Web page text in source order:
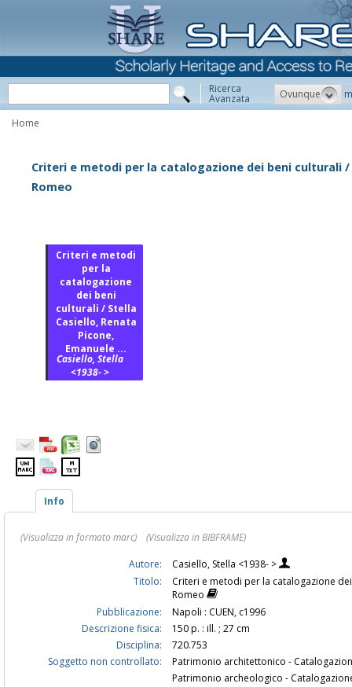
Ricerca
Avanzata Ovunque
Home
Criteri e metodi per la catalogazione dei beni culturali /
Romeo
Criteri e metodi
per la
catalogazione
dei beni
culturali / Stella
Casiello, Renata
Picone,
Emanuele ...
Casiello, Stella
<1938- >
Info
(Visualizza in formato marc)
(Visualizza in BIBFRAME)
Autore:
Casiello, Stella <1938- >
Titolo:
Criteri e metodi per la catalogazione
Romeo
Pubblicazione:
Napoli : CUEN, c1996
Descrizione fisica:
150 p. : ill. ; 27 cm
Disciplina:
720.753
Soggetto non controllato:
Patrimonio architettonico -
Patrimonio archeologico -